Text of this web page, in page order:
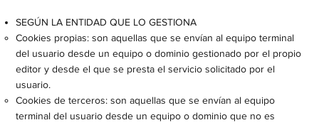
SEGÚN LA ENTIDAD QUE LO GESTIONA
Cookies propias: son aquellas que se envían al equipo terminal
del usuario desde un equipo o dominio gestionado por el propio
editor y desde el que se presta el servicio solicitado por el
usuario.
Cookies de terceros: son aquellas que se envían al equipo
terminal del usuario desde un equipo o dominio que no es